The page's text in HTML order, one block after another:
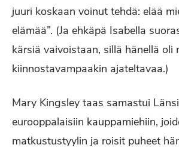
juuri koskaan voinut tehdä: elää
elämää”. (Ja ehkäpä Isabella
kärsiä vaivoistaan, sillä hänellä oli
kiinnostavampaakin ajateltavaa.)
Mary Kingsley taas samastui
eurooppalaisiin kauppamiehiin,
matkustustyylin ja roisit puheet